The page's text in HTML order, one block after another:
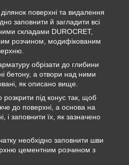
поверхні та видалення
заповнити й загладити всі
складами DUROCRET,
розчином, модифікованим
обрізати до глибини
бетону, а отвори над ними
як описано вище.
розкрити під конус так, щоб
до поверхні, а основа на
і заповнити їх, як зазначено
необхідно заповнити шви
цементним розчином з